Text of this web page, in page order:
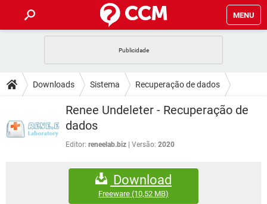
MENU
CELULAR FACEBOOK
EXCEL
INSTAGRAM
GUIA DE COMPRAS
DICAS
JOGOS
CELULAR
OUTLOOK
JOGOS
FACEBOOK
EXCEL
GMAIL
FÓRUM
FACEBOOK
EXCEL
WHATSAPP
Downloads Sistema Recuperação de dados
Renee Undeleter - Recuperação de
dados
Editor: reneelab.biz Versão: 2020
Download
Freeware (10,52 MB)